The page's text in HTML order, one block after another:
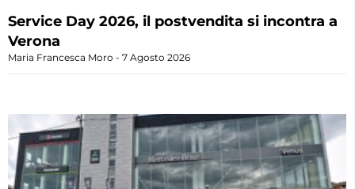
Service Day 2026, il postvendita si incontra a
Verona
Maria Francesca Moro 7 Agosto 2026